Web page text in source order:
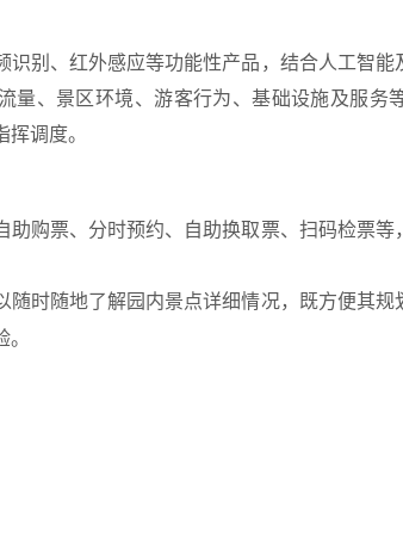
识别、红外感应等功能性产品，结合人工智
量、景区环境、游客行为、基础设施及服务
调度。
助购票、分时预约、自助换取票、扫码检票
随时随地了解园内景点详细情况，既方便其